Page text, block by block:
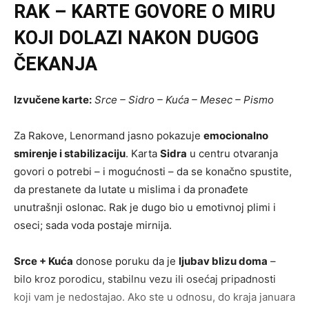
RAK – KARTE GOVORE O MIRU
KOJI DOLAZI NAKON DUGOG
ČEKANJA
Izvučene karte: Srce – Sidro – Kuća – Mesec – Pismo
Za Rakove, Lenormand jasno pokazuje emocionalno
smirenje i stabilizaciju. Karta Sidra u centru otvaranja
govori o potrebi – i mogućnosti – da se konačno spustite,
da prestanete da lutate u mislima i da pronađete
unutrašnji oslonac. Rak je dugo bio u emotivnoj plimi i
oseci; sada voda postaje mirnija.
Srce + Kuća donose poruku da je ljubav blizu doma –
bilo kroz porodicu, stabilnu vezu ili osećaj pripadnosti
koji vam je nedostajao. Ako ste u odnosu, do kraja januara